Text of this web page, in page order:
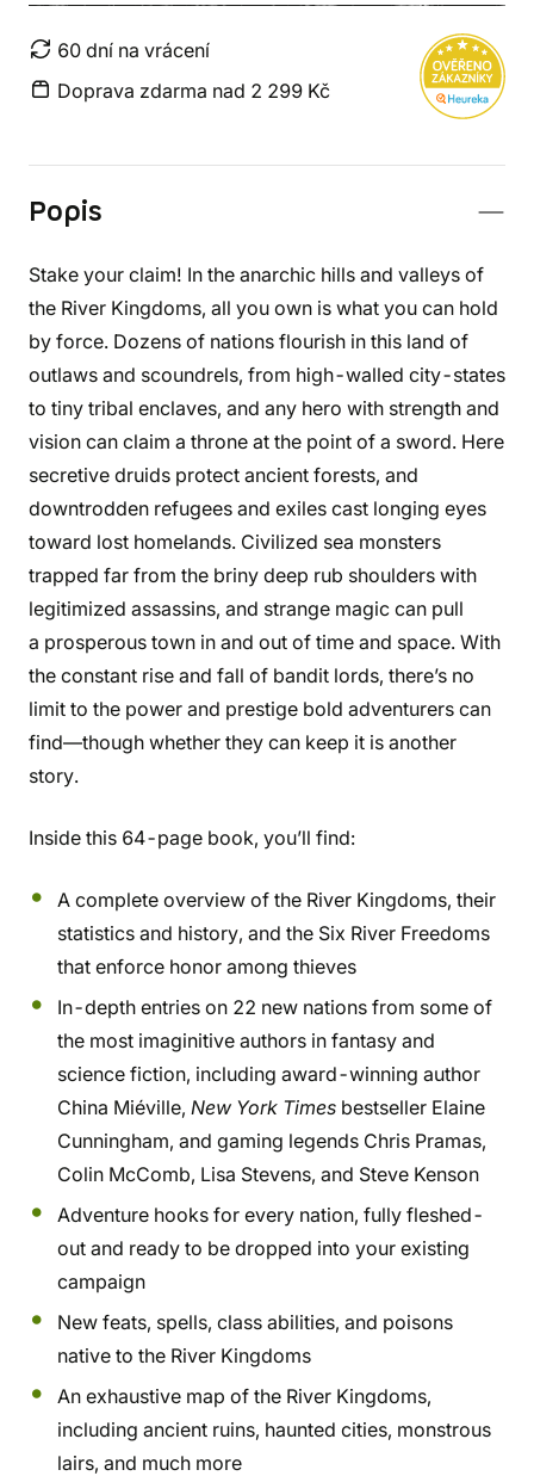
60 dní na vrácení
Doprava zdarma nad 2 299 Kč
Popis
Stake your claim! In the anarchic hills and valleys of
the River Kingdoms, all you own is what you can hold
by force. Dozens of nations flourish in this land of
outlaws and scoundrels, from high-walled city-states
to tiny tribal enclaves, and any hero with strength and
vision can claim a throne at the point of a sword. Here
secretive druids protect ancient forests, and
downtrodden refugees and exiles cast longing eyes
toward lost homelands. Civilized sea monsters
trapped far from the briny deep rub shoulders with
legitimized assassins, and strange magic can pull
a prosperous town in and out of time and space. With
the constant rise and fall of bandit lords, there’s no
limit to the power and prestige bold adventurers can
find—though whether they can keep it is another
story.
Inside this 64-page book, you’ll find:
A complete overview of the River Kingdoms, their
statistics and history, and the Six River Freedoms
that enforce honor among thieves
In-depth entries on 22 new nations from some of
the most imaginitive authors in fantasy and
science fiction, including award-winning author
China Miéville, New York Times bestseller Elaine
Cunningham, and gaming legends Chris Pramas,
Colin McComb, Lisa Stevens, and Steve Kenson
Adventure hooks for every nation, fully fleshed-
out and ready to be dropped into your existing
campaign
New feats, spells, class abilities, and poisons
native to the River Kingdoms
An exhaustive map of the River Kingdoms,
including ancient ruins, haunted cities, monstrous
lairs, and much more